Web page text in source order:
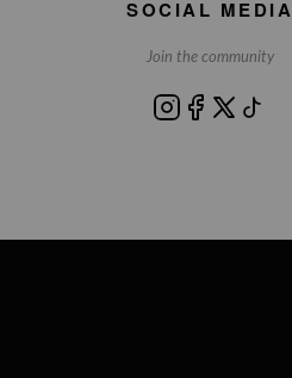
SOCIAL MEDIA
Join the community